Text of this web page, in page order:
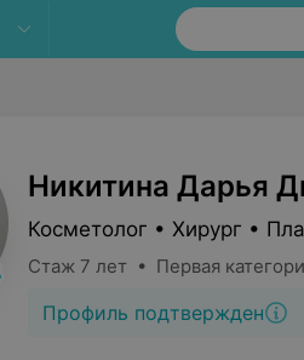
Никитина Дарья
Косметолог • Хирург •
Стаж 7 лет • Первая
Профиль подтвержден